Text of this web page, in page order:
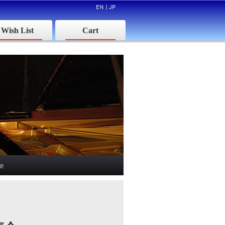
EN |JP
Wish List Cart